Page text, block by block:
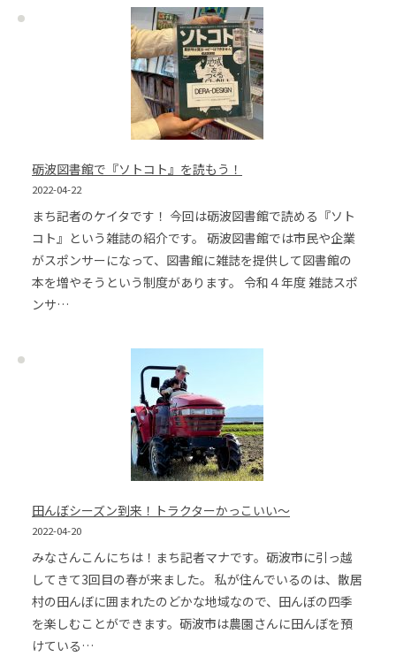
砺波図書館で『ソトコト』を読もう！
2022-04-22
まち記者のケイタです！ 今回は砺波図書館で読める『ソト
コト』という雑誌の紹介です。 砺波図書館では市民や企業
がスポンサーになって、図書館に雑誌を提供して図書館の
本を増やそうという制度があります。 令和４年度 雑誌スポ
ンサ…
田んぼシーズン到来！トラクターかっこいい～
2022-04-20
みなさんこんにちは！まち記者マナです。砺波市に引っ越
してきて3回目の春が来ました。 私が住んでいるのは、散居
村の田んぼに囲まれたのどかな地域なので、田んぼの四季
を楽しむことができます。砺波市は農園さんに田んぼを預
けている…